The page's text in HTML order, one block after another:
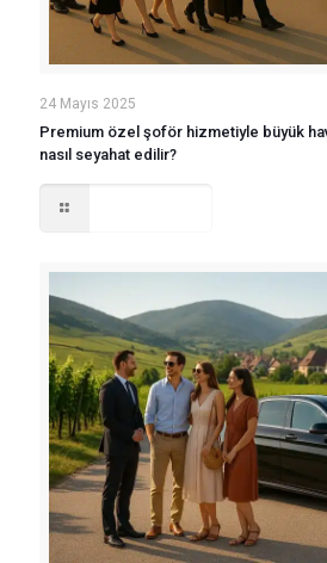
24 Mayıs 2025
Premium özel şoför hizmetiyle büyük
nasıl seyahat edilir?